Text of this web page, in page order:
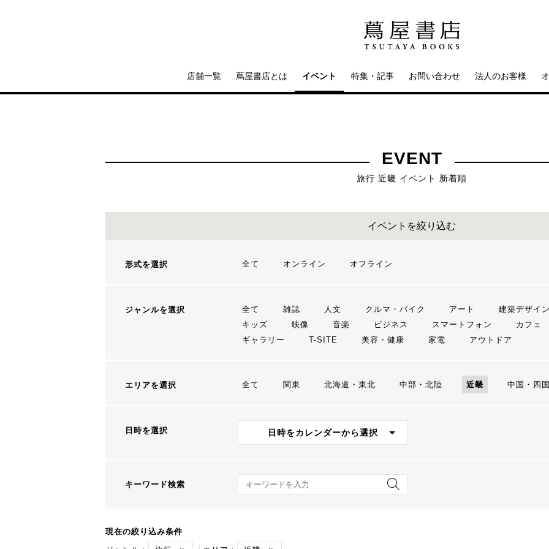
店舗一覧 蔦屋書店とは イベント 特集・記事 お問い合わせ 法人のお客様
EVENT
旅行 近畿 イベント 新着順
イベントを絞り込む
形式を選択 全て オンライン オフライン
ジャンルを選択 全て 雑誌 人文 クルマ・バイク アート 建築デザイン
キッズ
映像 音楽 ビジネス スマートフォン カフェ
ギャラリー
T-SITE 美容・健康 家電 アウトドア
エリアを選択 全て 関東 北海道・東北 中部・北陸 近畿 中国・四国
日時を選択 日時をカレンダーから選択
キーワード検索 キーワード検索
現在の絞り込み条件